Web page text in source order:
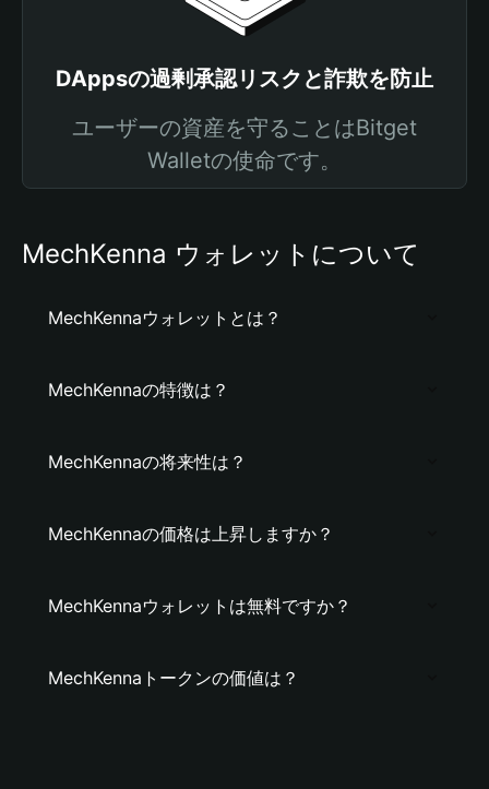
DAppsの過剰承認リスクと詐欺を防止
ユーザーの資産を守ることはBitget
Walletの使命です。
MechKenna ウォレットについて
MechKennaウォレットとは？
MechKennaの特徴は？
MechKennaの将来性は？
MechKennaの価格は上昇しますか？
MechKennaウォレットは無料ですか？
MechKennaトークンの価値は？